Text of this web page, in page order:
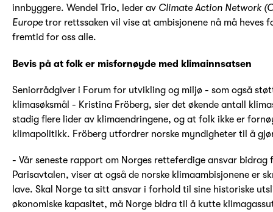
innbyggere. Wendel Trio, leder av Climate Action Network
Europetror rettssaken vil vise at ambisjonene nå må heves
fremtid for oss alle.
Bevis på at folk er misfornøyde med klimainnsatsen
Seniorrådgiver i Forum for utvikling og miljø - som også
klimasøksmål - Kristina Fröberg, sier det økende antall
stadig flere lider av klimaendringene, og at folk ikke er
klimapolitikk. Fröberg utfordrer norske myndigheter til å
- Vår seneste rapport om Norges retteferdige ansvar bidrag
Parisavtalen, viser at også de norske klimaambisjonene er
lave. Skal Norge ta sitt ansvar i forhold til sine historiske
økonomiske kapasitet, må Norge bidra til å kutte